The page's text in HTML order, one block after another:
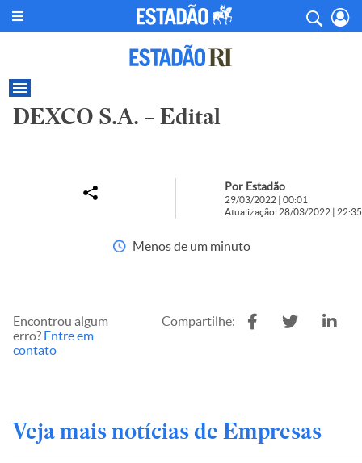
DEXCO S.A. – Edital
Por Estadão
29/03/2022 | 00:01
Atualização: 28/03/2022 | 22:35
Menos de um minuto
Encontrou algum
erro? Entre em
contato
Compartilhe:
Veja mais notícias de Empresas